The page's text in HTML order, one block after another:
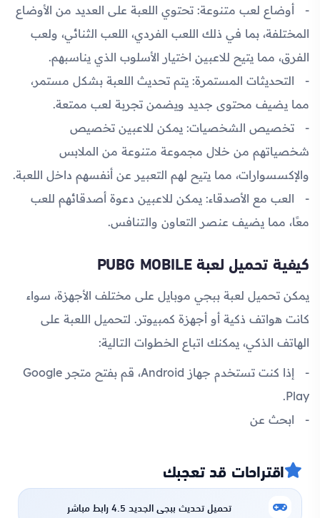
أوضاع لعب متنوعة: تحتوي اللعبة على العديد من الأوضاع
المختلفة، بما في ذلك اللعب الفردي، اللعب الثنائي، ولعب
الفرق، مما يتيح للاعبين اختيار الأسلوب الذي يناسبهم.
التحديثات المستمرة: يتم تحديث اللعبة بشكل مستمر،
مما يضيف محتوى جديد ويضمن تجربة لعب ممتعة.
تخصيص الشخصيات: يمكن للاعبين تخصيص
شخصياتهم من خلال مجموعة متنوعة من الملابس
والإكسسوارات، مما يتيح لهم التعبير عن أنفسهم داخل اللعبة.
العب مع الأصدقاء: يمكن للاعبين دعوة أصدقائهم للعب
معًا، مما يضيف عنصر التعاون والتنافس.
كيفية تحميل لعبة PUBG MOBILE
يمكن تحميل لعبة ببجي موبايل على مختلف الأجهزة، سواء
كانت هواتف ذكية أو أجهزة كمبيوتر. لتحميل اللعبة على
الهاتف الذكي، يمكنك اتباع الخطوات التالية:
إذا كنت تستخدم جهاز Android، قم بفتح متجر Google
Play.
ابحث عن
اقتراحات قد تعجبك
تحميل تحديث ببجي الجديد 4.5 رابط مباشر